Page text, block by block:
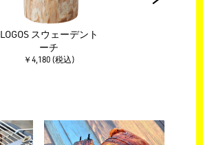
LOGOS スウェーデント
ーチ
￥4,180 (税込)